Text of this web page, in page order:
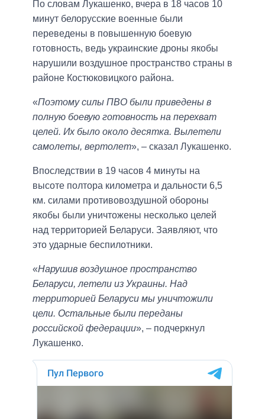
По словам Лукашенко, вчера в 18 часов 10
минут белорусские военные были
переведены в повышенную боевую
готовность, ведь украинские дроны якобы
нарушили воздушное пространство страны в
районе Костюковицкого района.
«Поэтому силы ПВО были приведены в
полную боевую готовность на перехват
целей. Их было около десятка. Вылетели
самолеты, вертолет», – сказал Лукашенко.
Впоследствии в 19 часов 4 минуты на
высоте полтора километра и дальности 6,5
км. силами противовоздушной обороны
якобы были уничтожены несколько целей
над территорией Беларуси. Заявляют, что
это ударные беспилотники.
«Нарушив воздушное пространство
Беларуси, летели из Украины. Над
территорией Беларуси мы уничтожили
цели. Остальные были переданы
российской федерации», – подчеркнул
Лукашенко.